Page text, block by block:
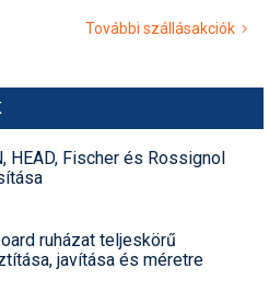
További szállásakciók
HEAD, Fischer és Rossignol
ruházat teljeskörű
javítása és méretre